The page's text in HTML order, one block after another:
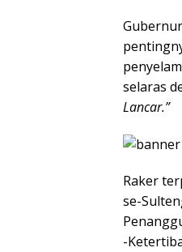
selaras
Lancar.”
Raker
se-
-